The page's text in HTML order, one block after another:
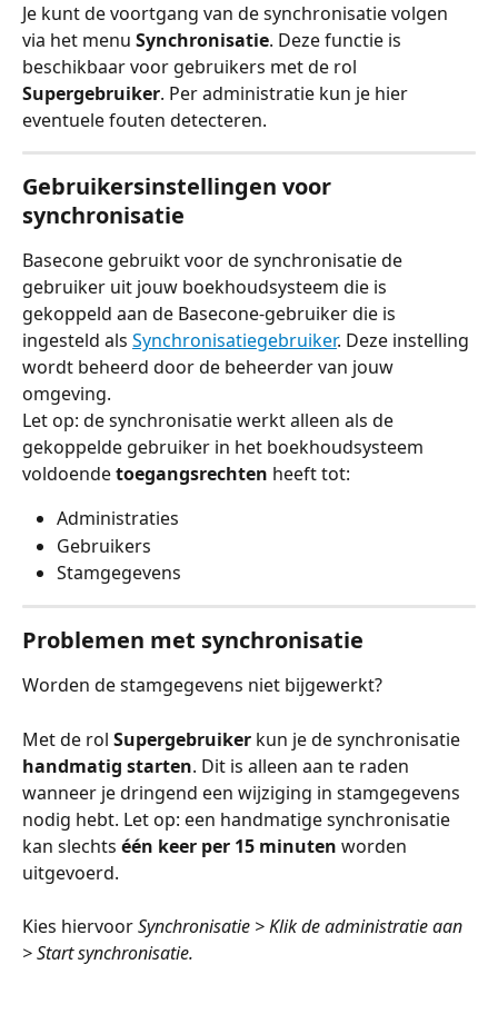
Je kunt de voortgang van de synchronisatie volgen
via het menu Synchronisatie. Deze functie is
beschikbaar voor gebruikers met de rol
Supergebruiker. Per administratie kun je hier
eventuele fouten detecteren.
Gebruikersinstellingen voor
synchronisatie
Basecone gebruikt voor de synchronisatie de
gebruiker uit jouw boekhoudsysteem die is
gekoppeld aan de Basecone-gebruiker die is
ingesteld als Synchronisatiegebruiker. Deze instelling
wordt beheerd door de beheerder van jouw
omgeving.
Let op: de synchronisatie werkt alleen als de
gekoppelde gebruiker in het boekhoudsysteem
voldoende toegangsrechten heeft tot:
Administraties
Gebruikers
Stamgegevens
Problemen met synchronisatie
Worden de stamgegevens niet bijgewerkt?
Met de rol Supergebruiker kun je de synchronisatie
handmatig starten. Dit is alleen aan te raden
wanneer je dringend een wijziging in stamgegevens
nodig hebt. Let op: een handmatige synchronisatie
kan slechts één keer per 15 minuten worden
uitgevoerd.
Kies hiervoor Synchronisatie > Klik de administratie aan
> Start synchronisatie.